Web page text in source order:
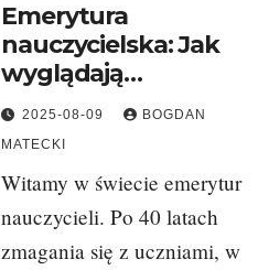
Emerytura
nauczycielska: Jak
wyglądają
przywileje po 40
latach pracy?
2025-08-09
BOGDAN
MATECKI
Witamy w świecie emerytur
nauczycieli. Po 40 latach
zmagania się z uczniami, w